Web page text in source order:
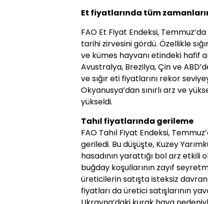
Et fiyatlarında tüm
FAO Et Fiyat Endeksi,
tarihi zirvesini gördü. Özellikle
ve kümes hayvanı etindeki hafif
Avustralya, Brezilya, Çin ve
ve sığır eti fiyatlarını rekor
Okyanusya’dan sınırlı arz ve
yükseldi.
Tahıl fiyatlarında gerileme
FAO Tahıl Fiyat Endeksi,
geriledi. Bu düşüşte, Kuzey
hasadının yarattığı bol arz etkili
buğday koşullarının zayıf
üreticilerin satışta isteksiz
fiyatları da üretici satışlarının